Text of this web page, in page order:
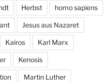
Herbst homo sapiens
Jesus aus Nazaret
Kairos Karl Marx
Kenosis
Martin Luther